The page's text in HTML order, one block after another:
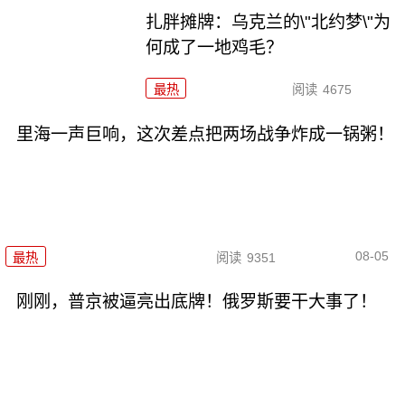
扎胖摊牌：乌克兰的\"北约梦\"为
何成了一地鸡毛？
最热 阅读 4675
里海一声巨响，这次差点把两场战争炸成一锅粥！
最热 阅读 9351 08-05
刚刚，普京被逼亮出底牌！俄罗斯要干大事了！